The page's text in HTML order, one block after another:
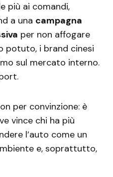
più ai comandi,
a una campagna
per non affogare
potuto, i brand cinesi
sul mercato interno.
per convinzione: è
vince chi ha più
l’auto come un
e, soprattutto,